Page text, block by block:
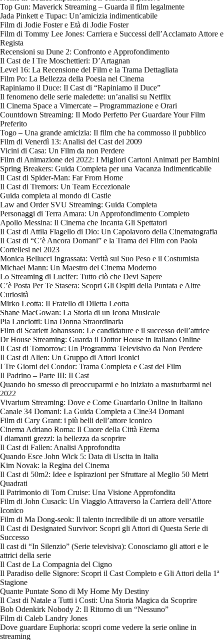
Top Gun: Maverick Streaming – Guarda il film legalmente
Jada Pinkett e Tupac: Un’amicizia indimenticabile
Film di Jodie Foster e Età di Jodie Foster
Film di Tommy Lee Jones: Carriera e Successi dell’Acclamato Attore e
Regista
Recensioni su Dune 2: Confronto e Approfondimento
Il Cast de I Tre Moschettieri: D’Artagnan
Level 16: La Recensione del Film e la Trama Dettagliata
Film Po: La Bellezza della Poesia nel Cinema
Rapiniamo il Duce: Il Cast di “Rapiniamo il Duce”
Il fenomeno delle serie maledette: un’analisi su Netflix
Il Cinema Space a Vimercate – Programmazione e Orari
Countdown Streaming: Il Modo Perfetto Per Guardare Your Film
Preferito
Togo – Una grande amicizia: Il film che ha commosso il pubblico
Film di Venerdì 13: Analisi del Cast del 2009
Vicini di Casa: Un Film da non Perdere
Film di Animazione del 2022: I Migliori Cartoni Animati per Bambini
Spring Breakers: Guida Completa per una Vacanza Indimenticabile
Il Cast di Spider-Man: Far From Home
Il Cast di Tremors: Un Team Eccezionale
Guida completa al mondo di Castle
Law and Order SVU Streaming: Guida Completa
Personaggi di Terra Amara: Un Approfondimento Completo
Apollo Messina: Il Cinema che Incanta Gli Spettatori
Il Cast di Attila Flagello di Dio: Un Capolavoro della Cinematografia
Il Cast di “C’è Ancora Domani” e la Trama del Film con Paola
Cortellesi nel 2023
Monica Bellucci Ingrassata: Verità sul Suo Peso e il Costumista
Michael Mann: Un Maestro del Cinema Moderno
Lo Streaming di Lucifer: Tutto ciò che Devi Sapere
C’è Posta Per Te Stasera: Scopri Gli Ospiti della Puntata e Altre
Curiosità
Mirko Leotta: Il Fratello di Diletta Leotta
Shane MacGowan: La Storia di un Icona Musicale
Pia Lanciotti: Una Donna Straordinaria
Film di Scarlett Johansson: Le candidature e il successo dell’attrice
Dr House Streaming: Guarda il Dottor House in Italiano Online
Il Cast di Tomorrow: Un Programma Televisivo da Non Perdere
Il Cast di Alien: Un Gruppo di Attori Iconici
I Tre Giorni del Condor: Trama Completa e Cast del Film
Il Padrino – Parte III: Il Cast
Quando ho smesso di preoccuparmi e ho iniziato a masturbarmi nel
2022
Vivarium Streaming: Dove e Come Guardarlo Online in Italiano
Canale 34 Domani: La Guida Completa a Cine34 Domani
Film di Cary Grant: i più belli dell’attore iconico
Cinema Adriano Roma: Il Cuore della Città Eterna
I diamanti grezzi: la bellezza da scoprire
Il Cast di Fallen: Analisi Approfondita
Quando Esce John Wick 5: Data di Uscita in Italia
Kim Novak: la Regina del Cinema
Il Cast di 50m2: Idee e Ispirazioni per Sfruttare al Meglio 50 Metri
Quadrati
Il Patrimonio di Tom Cruise: Una Visione Approfondita
Film di John Cusack: Un Viaggio Attraverso la Carriera dell’Attore
Iconico
Film di Ma Dong-seok: Il talento incredibile di un attore versatile
Il Cast di Designated Survivor: Scopri gli Attori di Questa Serie di
Successo
Il cast di “In Silenzio” (Serie televisiva): Conosciamo gli attori e le
attrici della serie
Il Cast de La Compagnia del Cigno
Il Paradiso delle Signore: Scopri il Cast Completo e Gli Attori della 1ª
Stagione
Quante Puntate Sono di My Home My Destiny
Il Cast di Natale a Tutti i Costi: Una Storia Magica da Scoprire
Bob Odenkirk Nobody 2: Il Ritorno di un “Nessuno”
Film di Caleb Landry Jones
Dove guardare Euphoria: scopri come vedere la serie online in
streaming